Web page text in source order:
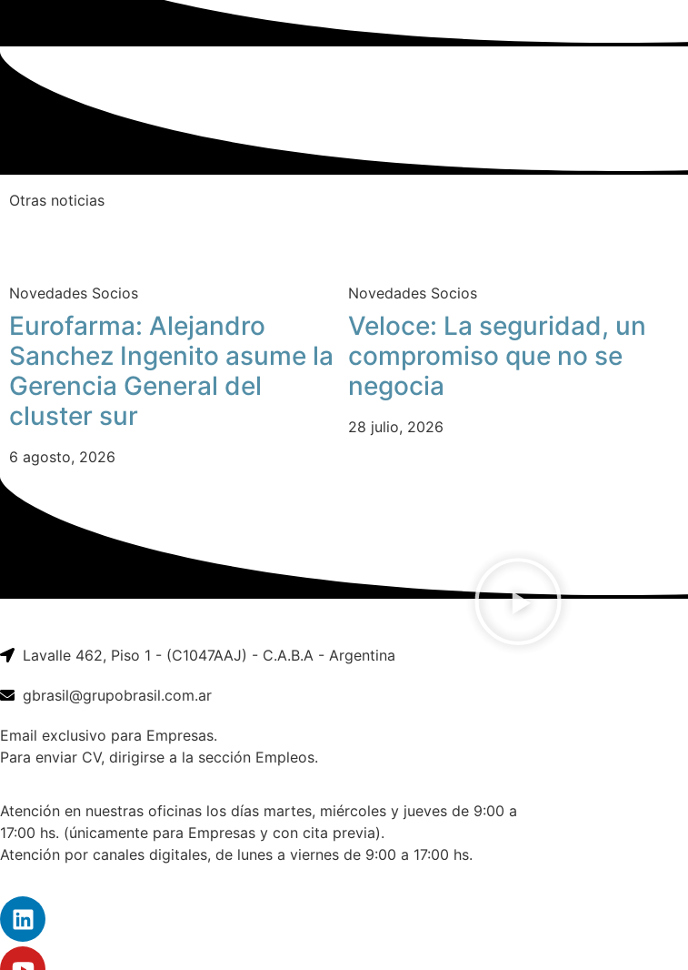
Otras noticias
Novedades Socios
Eurofarma: Alejandro
Sanchez Ingenito asume la
Gerencia General del
cluster sur
6 agosto, 2026
Novedades Socios
Veloce: La seguridad, un
compromiso que no se
negocia
28 julio, 2026
Lavalle 462, Piso 1 - (C1047AAJ) - C.A.B.A - Argentina
gbrasil@grupobrasil.com.ar
Email exclusivo para Empresas.
Para enviar CV, dirigirse a la sección Empleos.
Atención en nuestras oficinas los días martes, miércoles y jueves de 9:00 a
17:00 hs. (únicamente para Empresas y con cita previa).
Atención por canales digitales, de lunes a viernes de 9:00 a 17:00 hs.